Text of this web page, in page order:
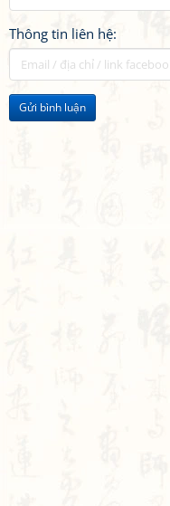
Thông tin liên hệ:
Gửi bình luận